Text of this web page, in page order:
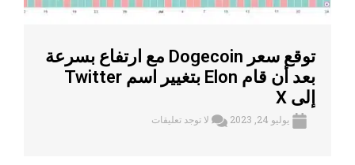
توقع سعر Dogecoin مع ارتفاع بسرعة
بعد أن قام Elon بتغيير اسم Twitter
إلى X
يوليو 24, 2023 لا توجد تعليقات